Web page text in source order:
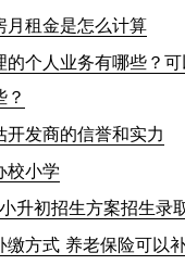
月租金是怎么计算
的个人业务有哪些？
？
发商的信誉和实力
校小学
升初招生方案招生录
缴方式 养老保险可以